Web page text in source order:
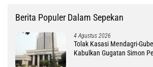
Berita Populer Dalam Sepekan
4 Agustus 2026
Tolak Kasasi Mendagri-
Kabulkan Gugatan Simon